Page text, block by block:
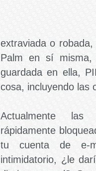
extraviada o
Palm en sí misma,
guardada en ella,
cosa, incluyendo las
Actualmente
rápidamente
tu cuenta de e-
intimidatorio, ¿le